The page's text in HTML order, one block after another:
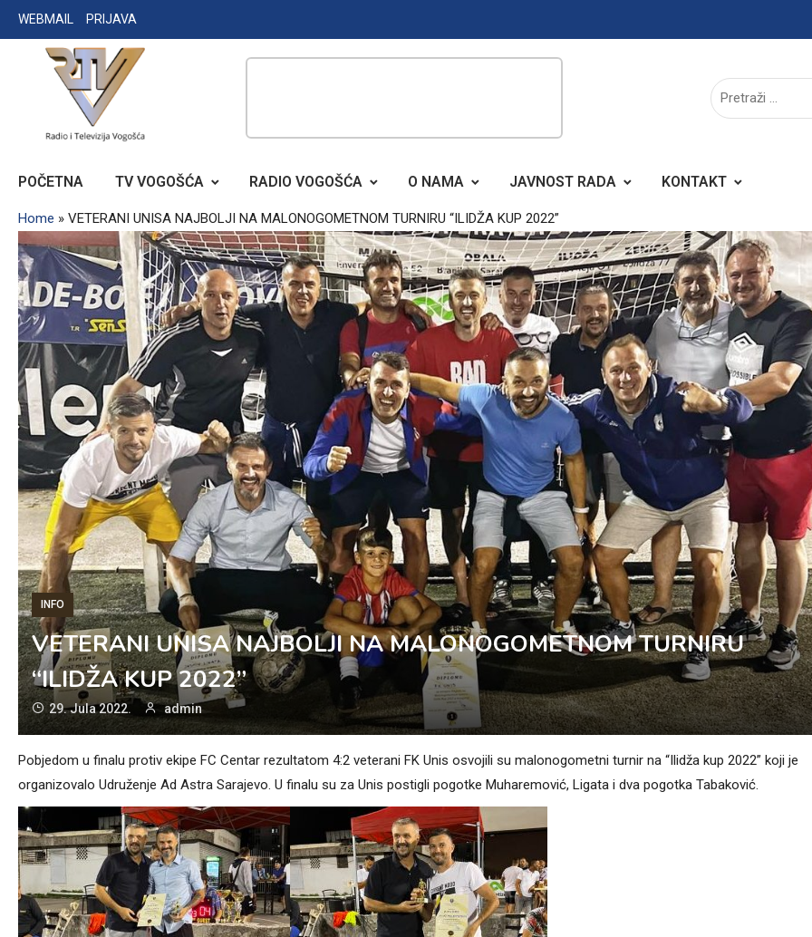
Skip
to
WEBMAIL PRIJAVA
RADIO TELEVIZIJA VOGOŠĆA
POČETNA TV VOGOŠĆA RADIO VOGOŠĆA O NAMA JAVNOST RADA KONTAKT
Home » VETERANI UNISA NAJBOLJI NA MALONOGOMETNOM TURNIRU “ILIDŽA KUP 2022”
INFO
VETERANI UNISA NAJBOLJI NA MALONOGOMETNOM TURNIRU
“ILIDŽA KUP 2022”
29. Jula 2022. admin
Pobjedom u finalu protiv ekipe FC Centar rezultatom 4:2 veterani FK Unis osvojili su malonogometni turnir na “Ilidža kup 2022” koji je
organizovalo Udruženje Ad Astra Sarajevo. U finalu su za Unis postigli pogotke Muharemović, Ligata i dva pogotka Tabaković.